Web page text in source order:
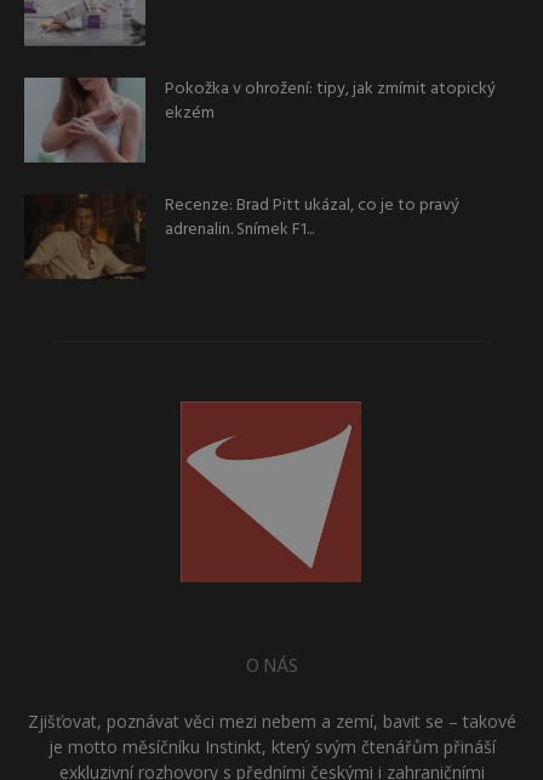
Pokožka v ohrožení: tipy, jak zmírnit atopický
ekzém
Recenze: Brad Pitt ukázal, co je to pravý
adrenalin. Snímek F1...
O NÁS
Zjišťovat, poznávat věci mezi nebem a zemí, bavit se – takové
je motto měsíčníku Instinkt, který svým čtenářům přináší
exkluzivní rozhovory s předními českými i zahraničními